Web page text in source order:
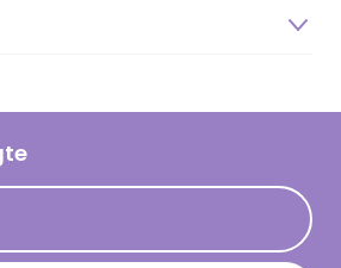
versjes
kamp teksten